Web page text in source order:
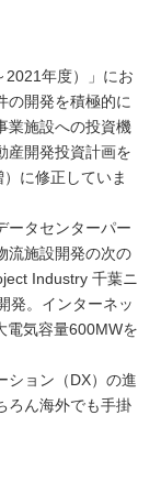
年度）」にお
の開発を積極的に
業施設への投資機
産開発投資計画を
に修正していま
ータセンターパー
流施設開発の次の
Industry 千葉ニ
発。インターネッ
電気容量600MWを
ション（DX）の進
ろん海外でも手掛